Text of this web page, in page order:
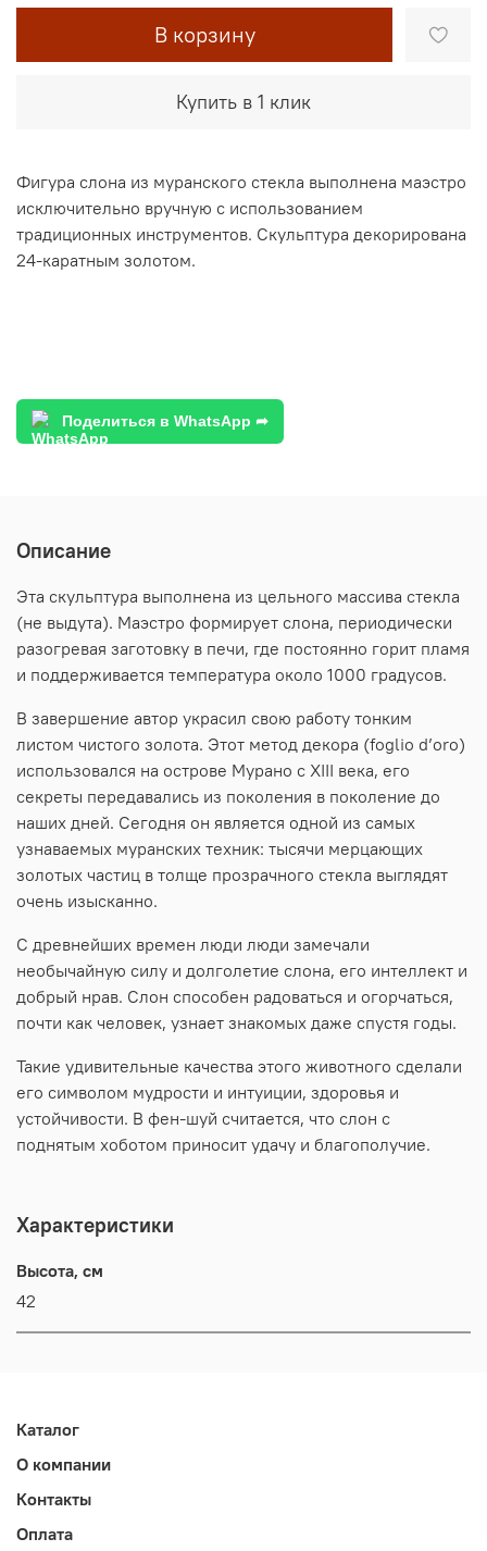
В корзину
Купить в 1 клик
Фигура слона из муранского стекла выполнена маэстро
исключительно вручную с использованием
традиционных инструментов. Скульптура декорирована
24-каратным золотом.
Поделиться в WhatsApp ➦
Описание
Эта скульптура выполнена из цельного массива стекла
(не выдута). Маэстро формирует слона, периодически
разогревая заготовку в печи, где постоянно горит пламя
и поддерживается температура около 1000 градусов.
В завершение автор украсил свою работу тонким
листом чистого золота. Этот метод декора (foglio d’oro)
использовался на острове Мурано с XIII века, его
секреты передавались из поколения в поколение до
наших дней. Сегодня он является одной из самых
узнаваемых муранских техник: тысячи мерцающих
золотых частиц в толще прозрачного стекла выглядят
очень изысканно.
С древнейших времен люди люди замечали
необычайную силу и долголетие слона, его интеллект и
добрый нрав. Слон способен радоваться и огорчаться,
почти как человек, узнает знакомых даже спустя годы.
Такие удивительные качества этого животного сделали
его символом мудрости и интуиции, здоровья и
устойчивости. В фен-шуй считается, что слон с
поднятым хоботом приносит удачу и благополучие.
Характеристики
Высота, см
42
Каталог
О компании
Контакты
Оплата